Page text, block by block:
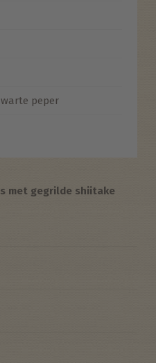
peper
met gegrilde shiitake